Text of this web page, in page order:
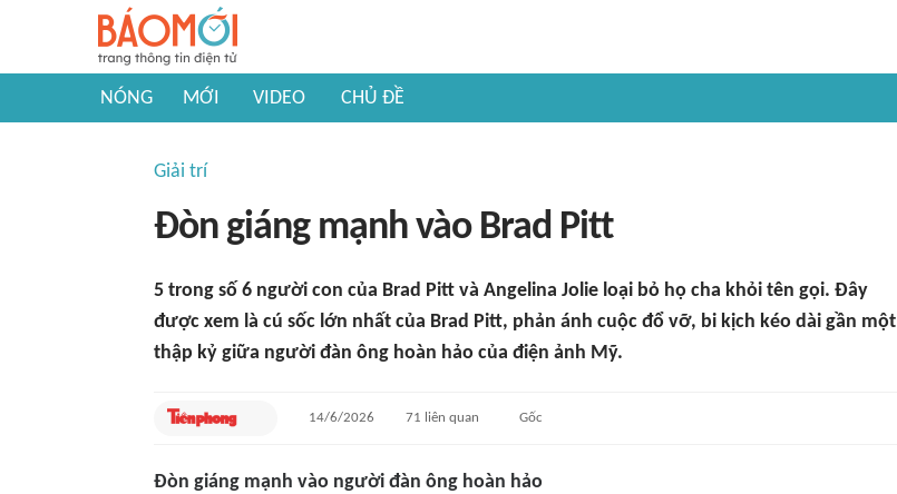
NÓNG MỚI VIDEO CHỦ ĐỀ
Giải trí
Đòn giáng mạnh vào Brad Pitt
5 trong số 6 người con của Brad Pitt và Angelina Jolie loại bỏ họ cha khỏi tên gọi. Đây
được xem là cú sốc lớn nhất của Brad Pitt, phản ánh cuộc đổ vỡ, bi kịch kéo dài gần một
thập kỷ giữa người đàn ông hoàn hảo của điện ảnh Mỹ.
14/6/2026 71 liên quan Gốc
Đòn giáng mạnh vào người đàn ông hoàn hảo